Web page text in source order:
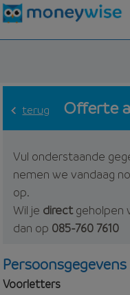
terug Offerte
Vul onderstaande
nemen we vandaag
op.
Wil je directgeholpen
dan op 085-760 7610
Persoonsgegevens
Voorletters